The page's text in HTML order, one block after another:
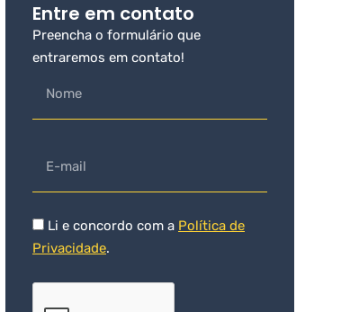
Entre em contato
Preencha o formulário que
entraremos em contato!
Li e concordo com a Política de
Privacidade.